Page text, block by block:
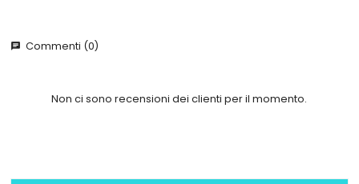
chat Commenti (0)
Non ci sono recensioni dei clienti per il momento.